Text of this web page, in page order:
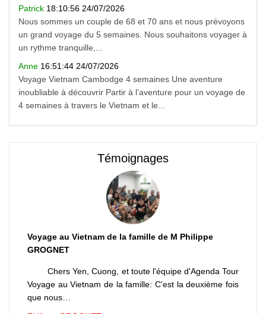
Patrick 18:10:56 24/07/2026
Nous sommes un couple de 68 et 70 ans et nous prévoyons
un grand voyage du 5 semaines. Nous souhaitons voyager à
un rythme tranquille,...
Anne 16:51:44 24/07/2026
Voyage Vietnam Cambodge 4 semaines Une aventure
inoubliable à découvrir Partir à l’aventure pour un voyage de
4 semaines à travers le Vietnam et le...
Témoignages
Voyage au Vietnam de la famille de M Philippe
GROGNET
Chers Yen, Cuong, et toute l'équipe d'Agenda Tour
Voyage au Vietnam de la famille: C'est la deuxième fois
que nous…